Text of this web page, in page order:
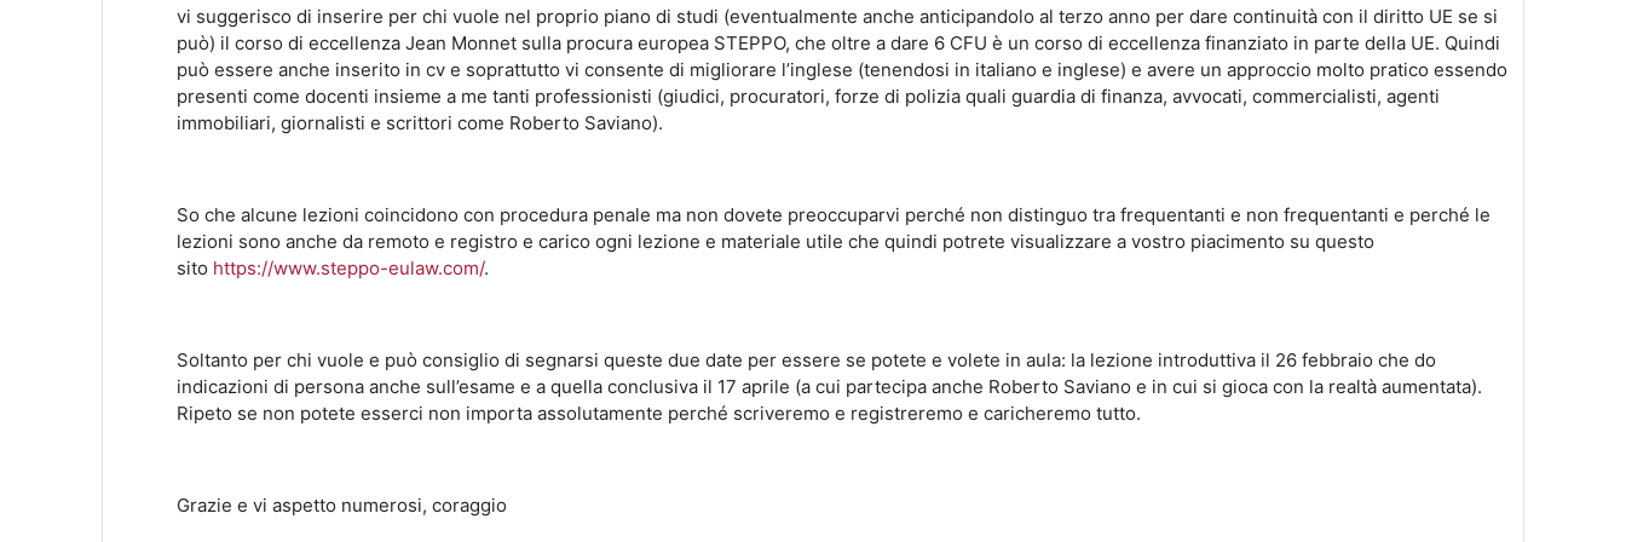
vi suggerisco di inserire per chi vuole nel proprio piano di studi (eventualmente anche anticipandolo al terzo anno per dare continuità con il diritto UE se si
può) il corso di eccellenza Jean Monnet sulla procura europea STEPPO, che oltre a dare 6 CFU è un corso di eccellenza finanziato in parte della UE. Quindi
può essere anche inserito in cv e soprattutto vi consente di migliorare l’inglese (tenendosi in italiano e inglese) e avere un approccio molto pratico essendo
presenti come docenti insieme a me tanti professionisti (giudici, procuratori, forze di polizia quali guardia di finanza, avvocati, commercialisti, agenti
immobiliari, giornalisti e scrittori come Roberto Saviano).
So che alcune lezioni coincidono con procedura penale ma non dovete preoccuparvi perché non distinguo tra frequentanti e non frequentanti e perché le
lezioni sono anche da remoto e registro e carico ogni lezione e materiale utile che quindi potrete visualizzare a vostro piacimento su questo
sito https://www.steppo-eulaw.com/.
Soltanto per chi vuole e può consiglio di segnarsi queste due date per essere se potete e volete in aula: la lezione introduttiva il 26 febbraio che do
indicazioni di persona anche sull’esame e a quella conclusiva il 17 aprile (a cui partecipa anche Roberto Saviano e in cui si gioca con la realtà aumentata).
Ripeto se non potete esserci non importa assolutamente perché scriveremo e registreremo e caricheremo tutto.
Grazie e vi aspetto numerosi, coraggio